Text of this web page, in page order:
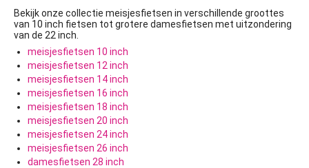
Bekijk onze collectie meisjesfietsen in verschillende groottes
van 10 inch fietsen tot grotere damesfietsen met uitzondering
van de 22 inch.
meisjesfietsen 10 inch
meisjesfietsen 12 inch
meisjesfietsen 14 inch
meisjesfietsen 16 inch
meisjesfietsen 18 inch
meisjesfietsen 20 inch
meisjesfietsen 24 inch
meisjesfietsen 26 inch
damesfietsen 28 inch